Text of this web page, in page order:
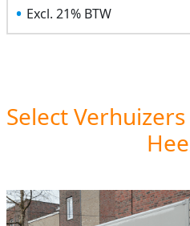
Excl. 21% BTW
Select